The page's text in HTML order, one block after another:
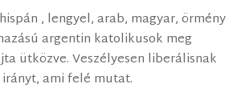
, lengyel, arab, magyar, örmény
argentin katolikusok meg
ütközve. Veszélyesen liberálisnak
ami felé mutat.